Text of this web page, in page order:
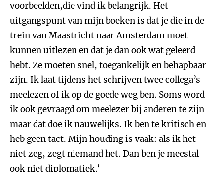
voorbeelden,die vind ik belangrijk. Het
uitgangspunt van mijn boeken is dat je die in de
trein van Maastricht naar Amsterdam moet
kunnen uitlezen en dat je dan ook wat geleerd
hebt. Ze moeten snel, toegankelijk en behapbaar
zijn. Ik laat tijdens het schrijven twee collega’s
meelezen of ik op de goede weg ben. Soms word
ik ook gevraagd om meelezer bij anderen te zijn
maar dat doe ik nauwelijks. Ik ben te kritisch en
heb geen tact. Mijn houding is vaak: als ik het
niet zeg, zegt niemand het. Dan ben je meestal
ook niet diplomatiek.’